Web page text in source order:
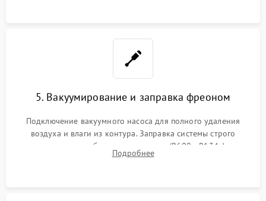
5. Вакуумирование и заправка фреоном
Подключение вакуумного насоса для полного удаления
воздуха и влаги из контура. Заправка системы строго
дозированным объемом хладагента (R600a, R134a) по
электронным весам. Контроль рабочего давления в системе.
Подробнее